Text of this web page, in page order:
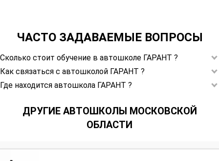
ЧАСТО ЗАДАВАЕМЫЕ ВОПРОСЫ
Сколько стоит обучение в автошколе ГАРАНТ ?
Как связаться с автошколой ГАРАНТ ?
Где находится автошкола ГАРАНТ ?
ДРУГИЕ АВТОШКОЛЫ МОСКОВСКОЙ
ОБЛАСТИ